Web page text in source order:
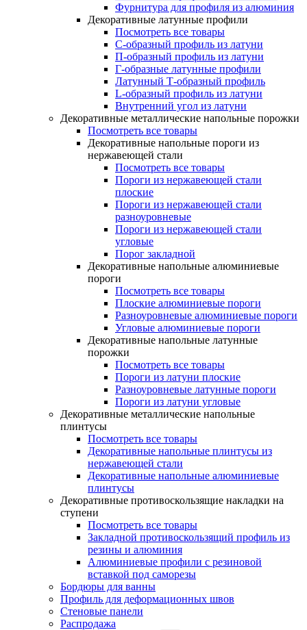
Фурнитура для профиля из алюминия
Декоративные латунные профили
Посмотреть все товары
C-образный профиль из латуни
П-образный профиль из латуни
Г-образные латунные профили
Латунный Т-образный профиль
L-образный профиль из латуни
Внутренний угол из латуни
Декоративные металлические напольные порожки
Посмотреть все товары
Декоративные напольные пороги из
нержавеющей стали
Посмотреть все товары
Пороги из нержавеющей стали
плоские
Пороги из нержавеющей стали
разноуровневые
Пороги из нержавеющей стали
угловые
Порог закладной
Декоративные напольные алюминиевые
пороги
Посмотреть все товары
Плоские алюминиевые пороги
Разноуровневые алюминиевые пороги
Угловые алюминиевые пороги
Декоративные напольные латунные
порожки
Посмотреть все товары
Пороги из латуни плоские
Разноуровневые латунные пороги
Пороги из латуни угловые
Декоративные металлические напольные
плинтусы
Посмотреть все товары
Декоративные напольные плинтусы из
нержавеющей стали
Декоративные напольные алюминиевые
плинтусы
Декоративные противоскользящие накладки на
ступени
Посмотреть все товары
Закладной противоскользящий профиль из
резины и алюминия
Алюминиевые профили с резиновой
вставкой под саморезы
Бордюры для ванны
Профиль для деформационных швов
Стеновые панели
Распродажа